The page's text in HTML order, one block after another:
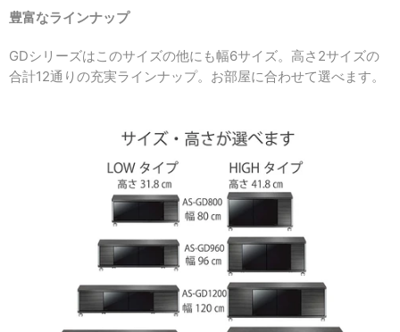
豊富なラインナップ
GDシリーズはこのサイズの他にも幅6サイズ。 高さ2サイズの
合計12通りの充実ラインナップ。お部屋に合わせて選べます。